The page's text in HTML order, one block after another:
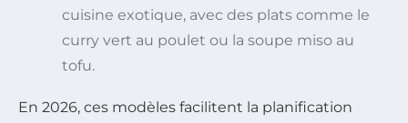
cuisine exotique, avec des plats comme le
curry vert au poulet ou la soupe miso au
tofu.
En 2026, ces modèles facilitent la planification